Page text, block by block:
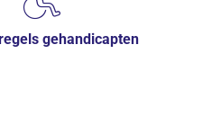
gehandicapten